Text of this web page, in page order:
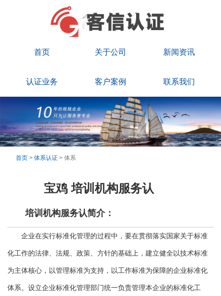
首页 关于公司 新闻资讯
认证业务 客户案例 联系我们
首页 > 体系认证 > 体系
宝鸡 培训机构服务认
培训机构服务认简介：
企业在实行标准化管理的过程中，要在贯彻落实国家关于标准
化工作的法律、法规、政策、方针的基础上，建立健全以技术标准
为主体核心，以管理标准为支持，以工作标准为保障的企业标准化
体系。设立企业标准化管理部门统一负责管理本企业的标准化工